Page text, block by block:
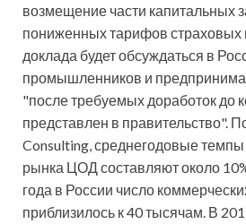
возмещение части капитальных
пониженных тарифов страховых
доклада будет обсуждаться в
промышленников и
"после требуемых доработок до
представлен в правительство".
Consulting, среднегодовые темпы
рынка ЦОД составляют около
года в России число
приблизилось к 40 тысячам. В